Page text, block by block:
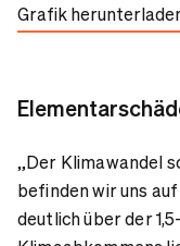
Grafik
„Der Klimawandel
befinden wir uns
deutlich über der